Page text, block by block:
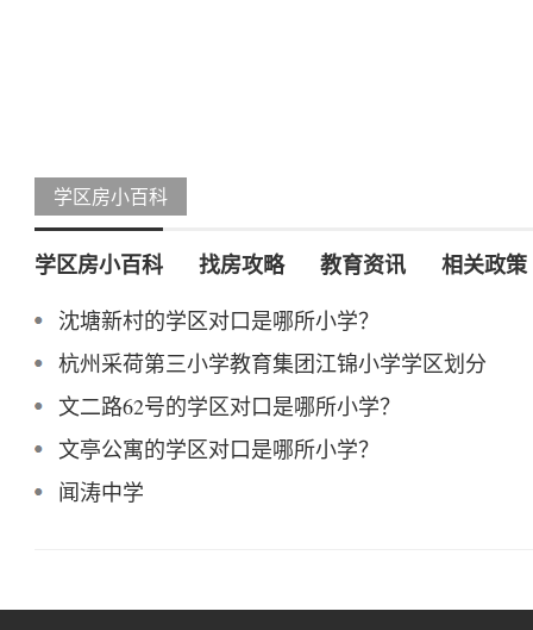
学区房小百科
学区房小百科 找房攻略 教育资讯 相关政策
沈塘新村的学区对口是哪所小学？
杭州采荷第三小学教育集团江锦小学学区划分
文二路62号的学区对口是哪所小学？
文亭公寓的学区对口是哪所小学？
闻涛中学